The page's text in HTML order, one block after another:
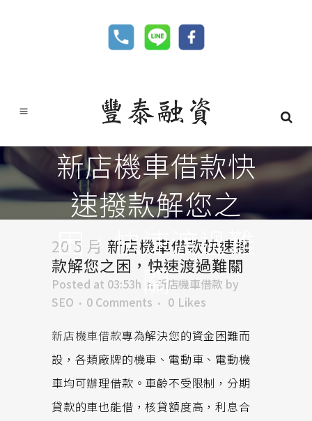
新店機車借款快
速撥款解您之
困，快速渡過難
關
20 5 月 新店機車借款快速撥
款解您之困，快速渡過難關
Posted at 03:53h in 新店機車借款 by
SEO
0 Comments 0 Likes
新店機車借款專為解決您的資金困難而
設，各類廠牌的機車、電動車、電動機
車均可辦理借款。車齡不受限制，分期
貸款的車也能借，核貸額度高，利息合